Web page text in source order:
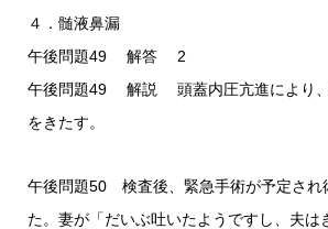
４．髄液鼻漏
午後問題49 解答 2
午後問題49 解説 頭蓋内圧亢進により、
をきたす。
午後問題50 検査後、緊急手術が予定され
た。妻が「だいぶ吐いたようですし、夫は